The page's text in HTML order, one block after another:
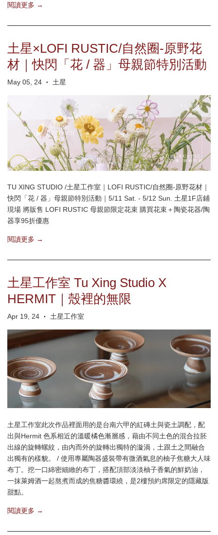
閱讀更多 →
土星×LOFI RUSTIC/自然圈-原野花
材｜快閃「花 / 器」母親節特別活動
May 05, 24 • 土星
TU XING STUDIO /土星工作室｜LOFI RUSTIC/自然圈-原野花材｜
快閃「花 / 器」母親節特別活動｜5/11 Sat. - 5/12 Sun. 土星1F店鋪
現場 將販售 LOFI RUSTIC 母親節限定花束 購買花束＋陶瓷花器/陶
器享95折優惠
閱讀更多 →
土星工作室 Tu Xing Studio X
HERMIT｜殼裡的無限
Apr 19, 24 • 土星工作室
土星工作室此次作品裡面用的是台南六甲的紅磚土與瓷土調配，配
出與Hermit 色系相近的溫暖橘色漸層感，藉由不同土色的混合拉胚
出線的旋轉螺紋，由內而外的旋轉出獨特的漩渦，土跟土之間融合
出獨有的樣貌。 / 使用專屬陶器盛裝帶有微酒氣息的柚子焦糖大人味
布丁。挖一口綿密細緻的布丁，搭配頂部淡淡柚子香氣的鮮奶油，
一抹萊姆酒一起熬煮而成的焦糖醬環繞，是2樓預約席限定的隱藏版
甜點。
閱讀更多 →